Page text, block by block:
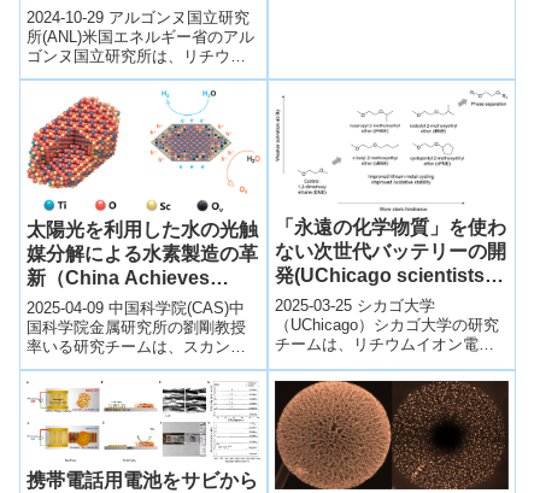
(Argonne builds on past
success with cathode
design for lithium-ion
batteries)
2024-10-29 アルゴンヌ国立研究
所(ANL)米国エネルギー省のアル
ゴンヌ国立研究所は、リチウム
イオン電池の性能向上とコスト
削減を実現する「デュアルグラ
デ...
太陽光を利用した水の光触
媒分解による水素製造の革
新（China Achieves
Breakthrough in Solar-
powered Water Splitting
for Hydrogen
Production）
2025-04-09 中国科学院(CAS)中
国科学院金属研究所の劉剛教授
率いる研究チームは、スカンジ
ウム（Sc）をドープしたルチル
型二酸化チタン（TiO₂）を開...
「永遠の化学物質」を使わ
ない次世代バッテリーの開
発(UChicago scientists
are designing next-gen
batteries without “forever
chemicals”)
2025-03-25 シカゴ大学
（UChicago）​シカゴ大学の研究
チームは、リチウムイオン電池
化学物質）を含まない新しい電
解...
携帯電話用電池をサビから